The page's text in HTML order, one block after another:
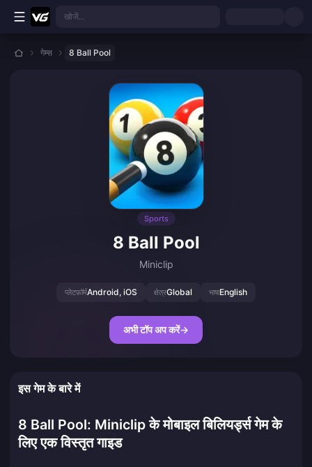
मुख्य सामग्री पर जाएं
खोजें...
गेम्स 8 Ball Pool
Sports
8 Ball Pool
Miniclip
प्लेटफ़ॉर्मAndroid, iOS क्षेत्रGlobal भाषाEnglish
अभी टॉप अप करें→
इस गेम के बारे में
8 Ball Pool: Miniclip के मोबाइल बिलियर्ड्स गेम के
लिए एक विस्तृत गाइड